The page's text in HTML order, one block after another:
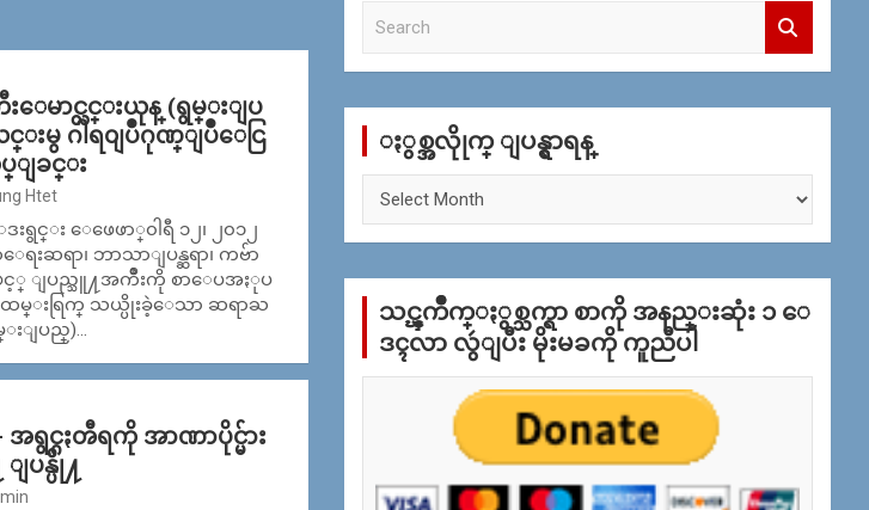
ေမာင္လင္းယုန္ (ရွမ္းျပ
မွ ဂါရ၀ျပဳဂုဏ္ျပဳေငြ
ျခင္း
Htet
င္း ေဖေဖာ္၀ါရီ ၁၂၊ ၂၀၁၂
းဆရာ၊ ဘာသာျပန္ဆရာ၊ ကဗ်ာ
ဖင့္ ျပည္သူ႔အက်ိဳးကို စာေပအႏုပ
ထမ္းရြက္ သယ္ပိုးခဲ့ေသာ ဆရာႀ
းျပည္)…
အရွင္ဂႏၻီရကို အာဏာပိုင္မ်ား
ပန္ပို႔
c
ႏွစ္အလိုုက္ ျပန္ရွာရန္
က္
န္
သင္ၾကိဳက္ႏွစ္သက္ရာ စာကို အနည္းဆုံး ၁ ေ
ဒၚလာ လွဴျပီး မိုးမခကို ကူညီပါ